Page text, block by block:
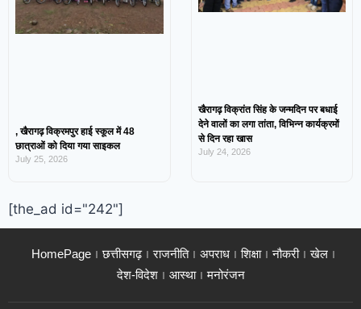
, खैरागढ़ विक्रमपुर हाई स्कूल में 48
छात्राओं को दिया गया साइकल
July 25, 2026
खैरागढ़ विक्रांत सिंह के जन्मदिन पर बधाई
देने वालों का लगा तांता, विभिन्न कार्यक्रमों
से दिन रहा खास
July 24, 2026
[the_ad id="242"]
HomePage छत्तीसगढ़ राजनीति अपराध शिक्षा नौकरी
खेल
देश-विदेश
आस्था मनोरंजन